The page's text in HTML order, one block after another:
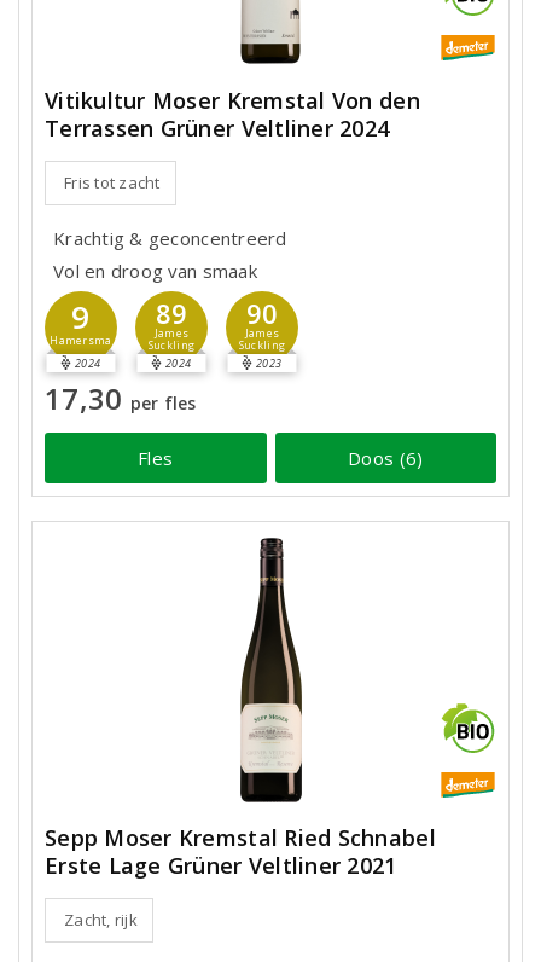
Vitikultur Moser Kremstal Von den
Terrassen Grüner Veltliner 2024
Fris tot zacht
Krachtig & geconcentreerd
Vol en droog van smaak
9
Hamersma
2024
89
James
Suckling
2024
90
James
Suckling
2023
17,30 per fles
Fles Doos (6)
Sepp Moser Kremstal Ried Schnabel
Erste Lage Grüner Veltliner 2021
Zacht, rijk